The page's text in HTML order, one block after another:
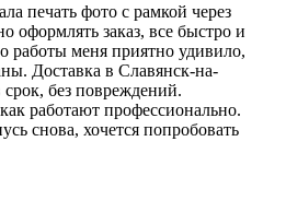
печать фото с рамкой через
оформлять заказ, все быстро и
работы меня приятно удивило,
Доставка в Славянск-на-
без повреждений.
работают профессионально.
снова, хочется попробовать